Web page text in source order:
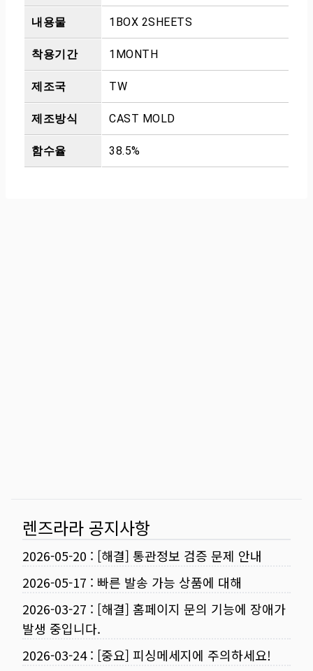
내용물 1BOX 2SHEETS
착용기간 1MONTH
제조국 TW
제조방식 CAST MOLD
함수율 38.5%
렌즈라라 공지사항
2026-05-20 : [해결] 통관정보 검증 문제 안내
2026-05-17 : 빠른 발송 가능 상품에 대해
2026-03-27 : [해결] 홈페이지 문의 기능에 장애가
발생 중입니다.
2026-03-24: [중요] 피싱메세지에 주의하세요!